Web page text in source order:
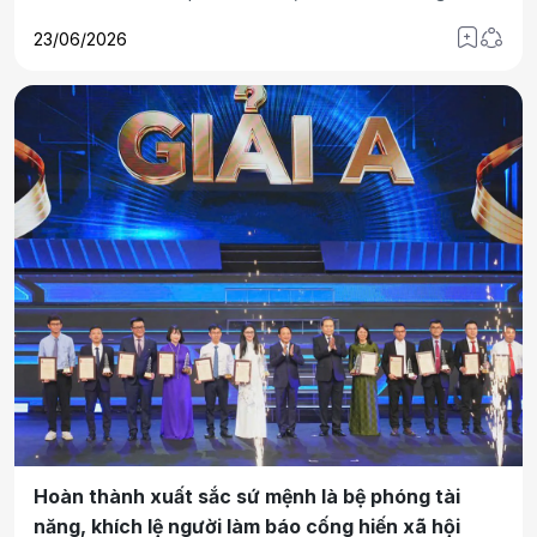
Đây là hoạt động thiết thực nhằm phát huy tinh thần xung
VNeID tới gần đời sống của người dân.
23/06/2026
Hoàn thành xuất sắc sứ mệnh là bệ phóng tài
năng, khích lệ người làm báo cống hiến xã hội